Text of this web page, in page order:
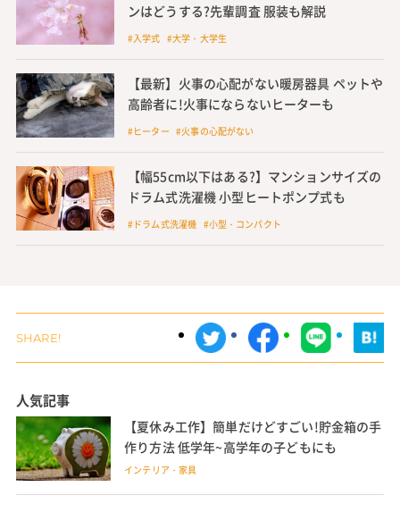
ンはどうする?先輩調査 服装も解説
#入学式 #大学・大学生
【最新】火事の心配がない暖房器具 ペットや
高齢者に!火事にならないヒーターも
#ヒーター #火事の心配がない
【幅55cm以下はある?】マンションサイズの
ドラム式洗濯機 小型ヒートポンプ式も
#ドラム式洗濯機 #小型・コンパクト
人気記事
【夏休み工作】簡単だけどすごい!貯金箱の手
作り方法 低学年~高学年の子どもにも
インテリア・家具